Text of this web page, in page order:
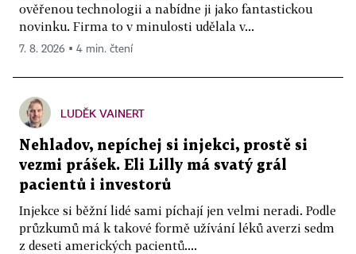
ověřenou technologii a nabídne ji jako fantastickou
novinku. Firma to v minulosti udělala v...
7. 8. 2026 ▪ 4 min. čtení
LUDĚK VAINERT
Nehladov, nepíchej si injekci, prostě si
vezmi prášek. Eli Lilly má svatý grál
pacientů i investorů
Injekce si běžní lidé sami píchají jen velmi neradi. Podle
průzkumů má k takové formě užívání léků averzi sedm
z deseti amerických pacientů....